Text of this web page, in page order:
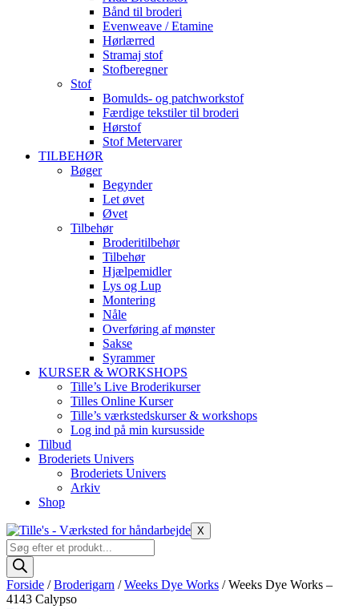
Bånd til broderi
Evenweave / Etamine
Hørlærred
Stramaj stof
Stofberegner
Stof
Bomulds- og patchworkstof
Færdige tekstiler til broderi
Hørstof
Stof Metervarer
TILBEHØR
Bøger
Begynder
Let øvet
Øvet
Tilbehør
Broderitilbehør
Tilbehør
Hjælpemidler
Lys og Lup
Montering
Nåle
Overføring af mønster
Sakse
Syrammer
KURSER & WORKSHOPS
Tille’s Live Broderikurser
Tilles Online Kurser
Tille’s værkstedskurser & workshops
Log ind på min kursusside
Tilbud
Broderiets Univers
Broderiets Univers
Arkiv
Shop
X
Products
search
Forside /Broderigarn /Weeks Dye Works / Weeks Dye Works –
4143 Calypso